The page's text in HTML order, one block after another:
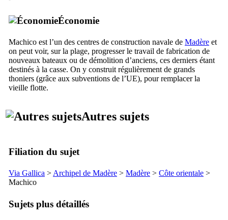
Économie
Machico est l’un des centres de construction navale de Madère et
on peut voir, sur la plage, progresser le travail de fabrication de
nouveaux bateaux ou de démolition d’anciens, ces derniers étant
destinés à la casse. On y construit régulièrement de grands
thoniers (grâce aux subventions de l’UE), pour remplacer la
vieille flotte.
Autres sujets
Filiation du sujet
Via Gallica > Archipel de Madère > Madère > Côte orientale >
Machico
Sujets plus détaillés